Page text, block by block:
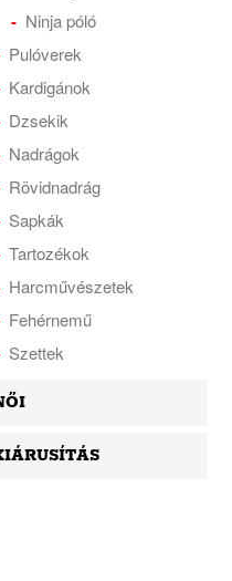
Ninja póló
Pulóverek
Kardigánok
Dzsekik
Nadrágok
Rövidnadrág
Sapkák
Tartozékok
Harcművészetek
Fehérnemű
Szettek